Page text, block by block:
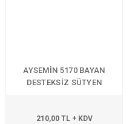
AYSEMİN 5170 BAYAN
DESTEKSİZ SÜTYEN
210,00 TL + KDV